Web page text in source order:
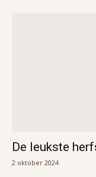
De leukste
2 oktober 2024